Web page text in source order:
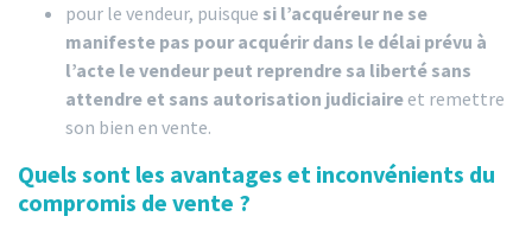
pour le vendeur, puisque si l’acquéreur ne se
manifeste pas pour acquérir dans le délai prévu à
l’acte le vendeur peut reprendre sa liberté sans
attendre et sans autorisation judiciaire et remettre
son bien en vente.
Quels sont les avantages et inconvénients du
compromis de vente ?